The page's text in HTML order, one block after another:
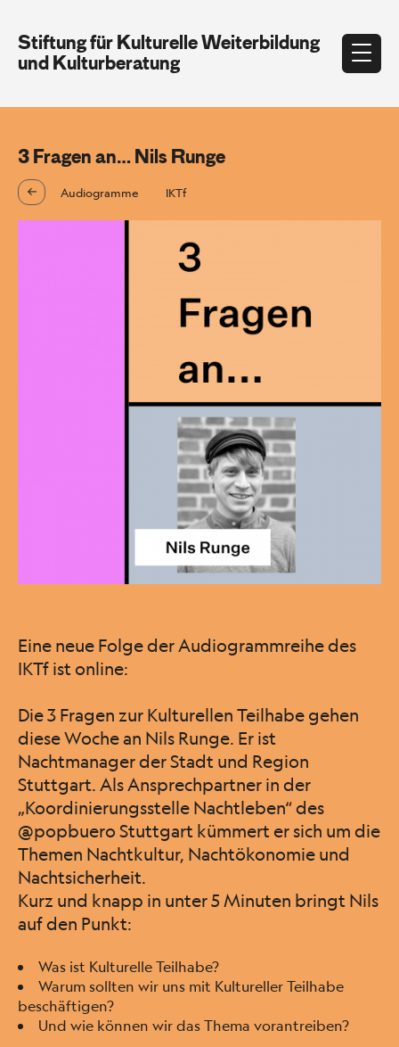
Stiftung für Kulturelle Weiterbildung
und Kulturberatung
3 Fragen an… Nils Runge
Audiogramme IKTf
Eine neue Folge der Audiogrammreihe des
IKTf ist online:
Die 3 Fragen zur Kulturellen Teilhabe gehen
diese Woche an Nils Runge. Er ist
Nachtmanager der Stadt und Region
Stuttgart. Als Ansprechpartner in der
„Koordinierungsstelle Nachtleben“ des
@popbuero Stuttgart kümmert er sich um die
Themen Nachtkultur, Nachtökonomie und
Nachtsicherheit.
Kurz und knapp in unter 5 Minuten bringt Nils
auf den Punkt:
Was ist Kulturelle Teilhabe?
Warum sollten wir uns mit Kultureller Teilhabe
beschäftigen?
Und wie können wir das Thema vorantreiben?